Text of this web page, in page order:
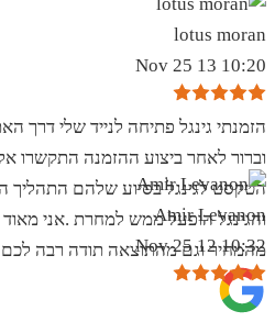
lotus moran
10:20 13 Nov 25
הזמנתי גינגל פתיחה לנייד שלי דרך
וברור לאחר ביצוע ההזמנה התקשרו
הטקסט לגינגל בסיוע שלהם התהליך
והגינגל הופעל ממש למחרת .אני
מהמחיר וגם מהתוצאה תודה רבה
Amir Levanon
10:32 12 Nov 25